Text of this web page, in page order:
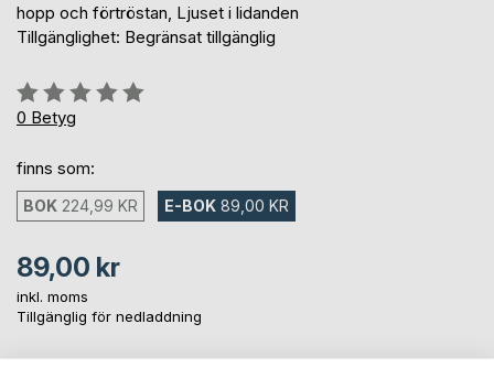
hopp och förtröstan, Ljuset i lidanden
Tillgänglighet: Begränsat tillgänglig
Betyg::
0%
0 Betyg
finns som:
BOK 224,99 KR E-BOK 89,00 KR
89,00 kr
inkl. moms
Tillgänglig för nedladdning